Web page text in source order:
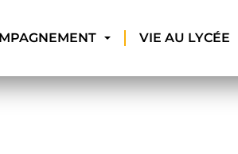
VIE AU LYCÉE